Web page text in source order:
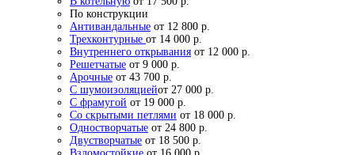
По конструкции
Антивандальные от 12 800 р.
Трехконтурные от 14 000 р.
Внутреннего открывания от 12 000 р.
Решетчатые от 9 000 р.
Арочные от 43 700 р.
С шумоизоляциейот 27 000 р.
С фрамугой от 19 000 р.
Со скрытыми петлями от 18 000 р.
Одностворчатые от 24 800 р.
Двустворчатые от 18 500 р.